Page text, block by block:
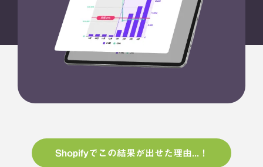
Shopifyでこの結果が出せた理由...！